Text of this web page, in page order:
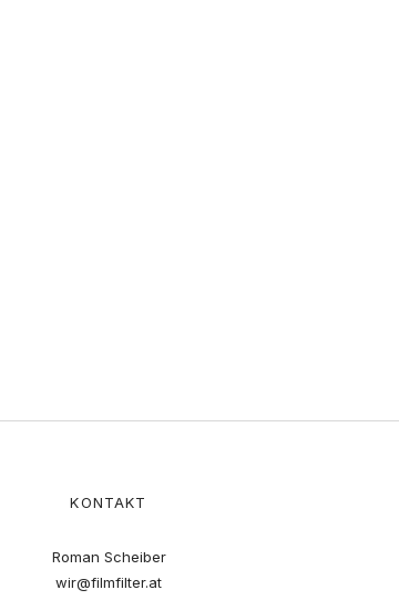
KONTAKT
Roman Scheiber
wir@filmfilter.at